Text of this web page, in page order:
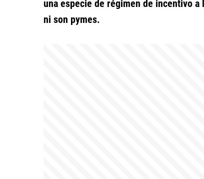
una especie de régimen de incentivo
ni son pymes.